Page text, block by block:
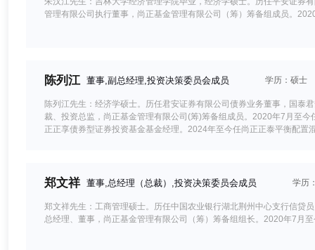
管理有限公司执行董事，尚正基金管理有限公司（筹）筹备组成员。
陈列江 董事,副总经理,投资决策委员会成员 学历：硕士
陈列江先生：经济学硕士。历任君安证券有限公司债券业务董事，国泰
裁、投资总监，尚正基金管理有限公司(筹)筹备组成员。2020年7月至
正正享债券型证券投资基金基金经理。2024年至今任尚正正泰平衡配置
郑文祥 董事,总经理（总裁）,投资决策委员会成员 学历
郑文祥先生：工商管理硕士。历任中国农业银行湖北荆州中心支行信贷
总经理、董事，尚正基金管理有限公司（筹）筹备组组长。2020年7月